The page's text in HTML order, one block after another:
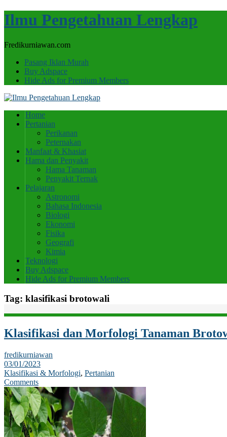
Ilmu Pengetahuan Lengkap
Fredikurniawan.com
Pasang Iklan Murah
Buy Adspace
Hide Ads for Premium Members
Home
Pertanian
Perikanan
Peternakan
Manfaat & Khasiat
Hama dan Penyakit
Hama Tanaman
Penyakit Ternak
Pelajaran
Astronomi
Bahasa Indonesia
Biologi
Ekonomi
Fisika
Geografi
Kimia
Teknologi
Buy Adspace
Hide Ads for Premium Members
Tag: klasifikasi brotowali
Klasifikasi dan Morfologi Tanaman
fredikurniawan
03/01/2023
Klasifikasi & Morfologi, Pertanian
Comments